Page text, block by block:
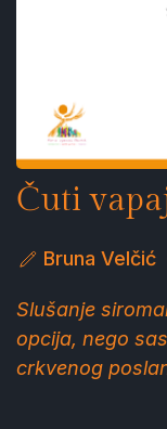
Čuti
Bruna Velčić
Slušanje
opcija, nego
crkvenog